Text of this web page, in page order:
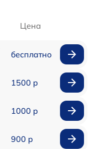
Цена
бесплатно
1500 р
1000 р
900 р